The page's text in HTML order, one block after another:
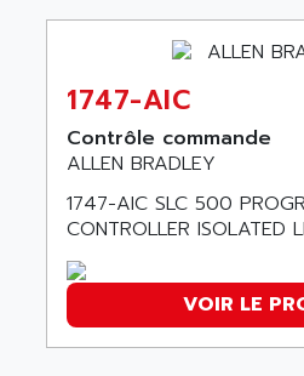
TVM
KDV
TVD
AC MAINSPINDLE
KDA
KDS
ACU-TIME
ACX ADAP TORR
ADA
ADAC
ADAFRUIT
ADAM
ADAMCZEWSKI
ADANI PSC
ADAPTATER
1747-AIC
Contrôle commande
ALLEN BRADLEY
1747-AIC SLC 500
CONTROLLER ISOLATED
VOIR LE